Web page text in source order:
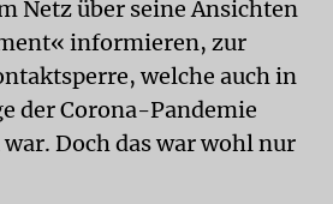
Netz über seine Ansichten
informieren, zur
welche auch in
der Corona-Pandemie
Doch das war wohl nur